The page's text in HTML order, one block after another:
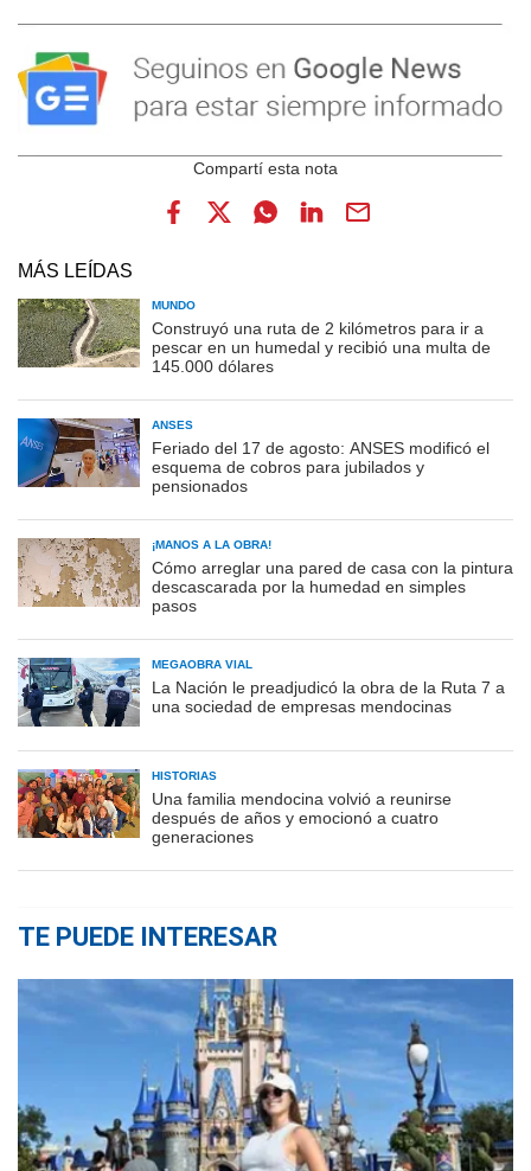
MÁS LEÍDAS
MUNDO
Construyó una ruta de 2 kilómetros para ir a
pescar en un humedal y recibió una multa de
145.000 dólares
ANSES
Feriado del 17 de agosto: ANSES modificó el
esquema de cobros para jubilados y
pensionados
¡MANOS A LA OBRA!
Cómo arreglar una pared de casa con la pintura
descascarada por la humedad en simples
pasos
MEGAOBRA VIAL
La Nación le preadjudicó la obra de la Ruta 7 a
una sociedad de empresas mendocinas
HISTORIAS
Una familia mendocina volvió a reunirse
después de años y emocionó a cuatro
generaciones
TE PUEDE INTERESAR